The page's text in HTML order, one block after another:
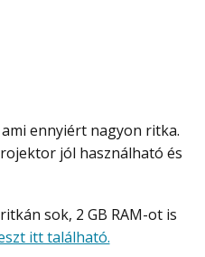
jól használható és
itt található.